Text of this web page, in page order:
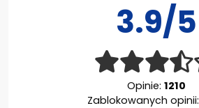
3.9/5
Opinie: 1210
Zablokowanych opinii: